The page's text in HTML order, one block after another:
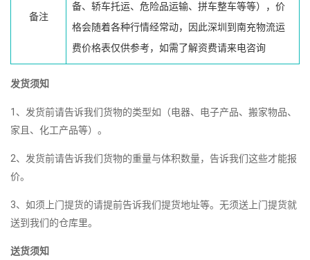
备注
备、轿车托运、危险品运输、拼车整车等等），价
格会随着各种行情经常动，因此深圳到南充物流运
费价格表仅供参考，如需了解资费请来电咨询
发货须知
1、发货前请告诉我们货物的类型如（电器、电子产品、搬家物品、
家且、化工产品等）。
2、发货前请告诉我们货物的重量与体积数量，告诉我们这些才能报
价。
3、如须上门提货的请提前告诉我们提货地址等。无须送上门提货就
送到我们的仓库里。
送货须知